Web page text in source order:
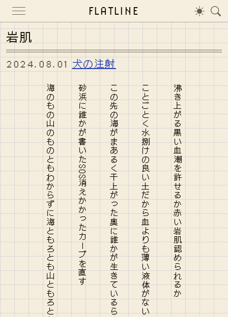
FLATLINE
岩肌
2024.08.01 犬の注射
沸き上がる黒い血潮を許せるか赤い岩肌認められるか
ことごとく水捌けの良い土だから血よりも薄い液体がない
この先の海がまあるく干上がった奥に誰かが生きているらしい
砂浜に誰かが書いたSOS消えかかったカーブを直す
海のもの山のものともわからずに海ともろとも山ともろとも